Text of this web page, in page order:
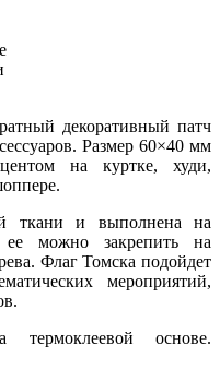
декоративный патч
Размер 60×40 мм
на куртке, худи,
ткани и выполнена на
ее можно закрепить на
Флаг Томска подойдет
мероприятий,
основе.